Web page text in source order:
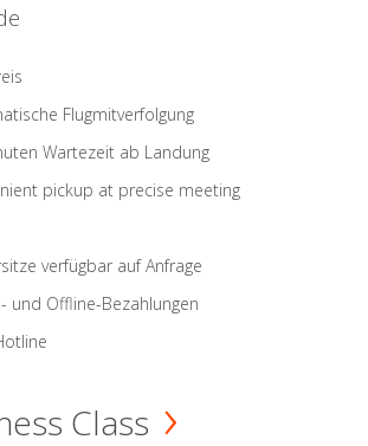
Flugmitverfolgung
Wartezeit ab Landung
pickup at precise meeting
verfügbar auf Anfrage
und Offline-Bezahlungen
Class